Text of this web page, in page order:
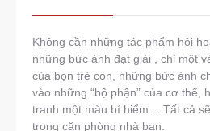
Không cần những tác phẩm hội
những bức ảnh đạt giải , chỉ một
của bọn trẻ con, những bức ảnh
vào những “bộ phận” của cơ thể,
tranh một màu bí hiểm… Tất cả
trong căn phòng nhà bạn.